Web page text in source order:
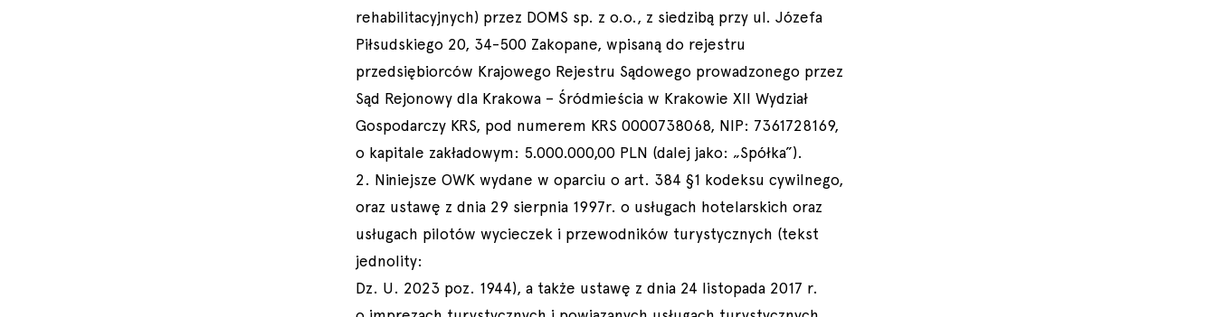
rehabilitacyjnych) przez DOMS sp. z o.o., z siedzibą przy ul. Józefa
Piłsudskiego 20, 34-500 Zakopane, wpisaną do rejestru
przedsiębiorców Krajowego Rejestru Sądowego prowadzonego przez
Sąd Rejonowy dla Krakowa – Śródmieścia w Krakowie XII Wydział
Gospodarczy KRS, pod numerem KRS 0000738068, NIP: 7361728169,
o kapitale zakładowym: 5.000.000,00 PLN (dalej jako: „Spółka”).
2. Niniejsze OWK wydane w oparciu o art. 384 §1 kodeksu cywilnego,
oraz ustawę z dnia 29 sierpnia 1997r. o usługach hotelarskich oraz
usługach pilotów wycieczek i przewodników turystycznych (tekst
jednolity:
Dz. U. 2023 poz. 1944), a także ustawę z dnia 24 listopada 2017 r.